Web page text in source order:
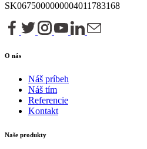
SK0675000000004011783168
O nás
Náš príbeh
Náš tím
Referencie
Kontakt
Naše produkty